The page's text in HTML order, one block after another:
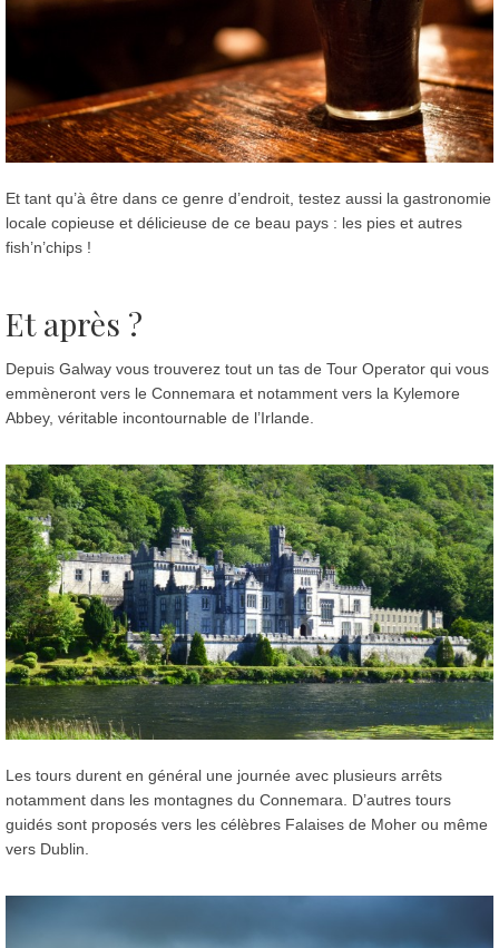
Et tant qu’à être dans ce genre d’endroit, testez aussi la gastronomie
locale copieuse et délicieuse de ce beau pays : les pies et autres
fish’n’chips !
Et après ?
Depuis Galway vous trouverez tout un tas de Tour Operator qui vous
emmèneront vers le Connemara et notamment vers la Kylemore
Abbey, véritable incontournable de l’Irlande.
Les tours durent en général une journée avec plusieurs arrêts
notamment dans les montagnes du Connemara. D’autres tours
guidés sont proposés vers les célèbres Falaises de Moher ou même
vers Dublin.